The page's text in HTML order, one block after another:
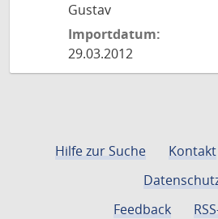
Gustav
Importdatum:
29.03.2012
Hilfe zur Suche Kontakt
Feedback